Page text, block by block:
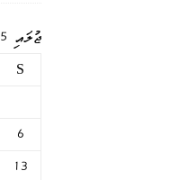
ޖުލައި 2025
S
6
13